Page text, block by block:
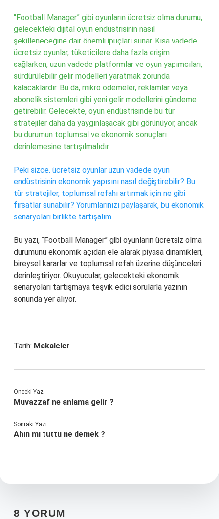
“Football Manager” gibi oyunların ücretsiz olma durumu,
gelecekteki dijital oyun endüstrisinin nasıl
şekilleneceğine dair önemli ipuçları sunar. Kısa vadede
ücretsiz oyunlar, tüketicilere daha fazla erişim
sağlarken, uzun vadede platformlar ve oyun yapımcıları,
sürdürülebilir gelir modelleri yaratmak zorunda
kalacaklardır. Bu da, mikro ödemeler, reklamlar veya
abonelik sistemleri gibi yeni gelir modellerini gündeme
getirebilir. Gelecekte, oyun endüstrisinde bu tür
stratejiler daha da yaygınlaşacak gibi görünüyor, ancak
bu durumun toplumsal ve ekonomik sonuçları
derinlemesine tartışılmalıdır.
Peki sizce, ücretsiz oyunlar uzun vadede oyun
endüstrisinin ekonomik yapısını nasıl değiştirebilir? Bu
tür stratejiler, toplumsal refahı artırmak için ne gibi
fırsatlar sunabilir? Yorumlarınızı paylaşarak, bu ekonomik
senaryoları birlikte tartışalım.
Bu yazı, “Football Manager” gibi oyunların ücretsiz olma
durumunu ekonomik açıdan ele alarak piyasa dinamikleri,
bireysel kararlar ve toplumsal refah üzerine düşünceleri
derinleştiriyor. Okuyucular, gelecekteki ekonomik
senaryoları tartışmaya teşvik edici sorularla yazının
sonunda yer alıyor.
Tarih: Makaleler
Önceki Yazı
Muvazzaf ne anlama gelir ?
Sonraki Yazı
Ahın mı tuttu ne demek ?
8 YORUM